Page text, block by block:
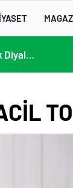
13. AB-Orta Asya Yüksek Düzeyli Siyasi ve Güvenlik Diyaloğuna Katılım